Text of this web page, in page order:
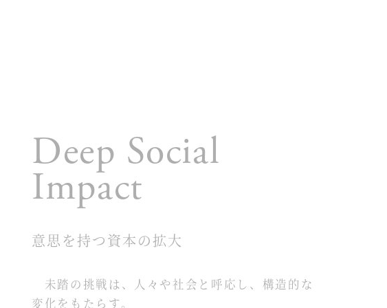
Deep Social
Impact
意思を持つ資本の拡大
未踏の挑戦は、人々や社会と呼応し、構造的な
変化をもたらす。